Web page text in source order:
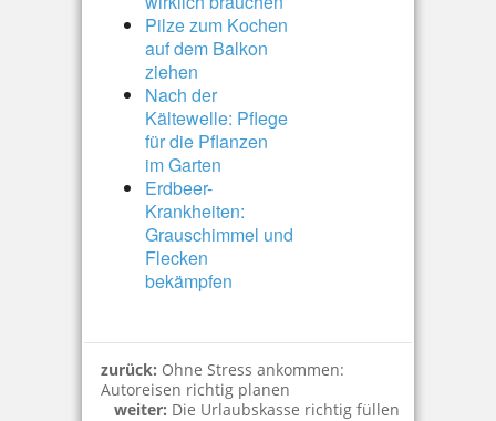
Pilze zum Kochen
auf dem Balkon
ziehen
Nach der
Kältewelle: Pflege
für die Pflanzen
im Garten
Erdbeer-
Krankheiten:
Grauschimmel und
Flecken
bekämpfen
zurück: Ohne Stress ankommen:
Autoreisen richtig planen
weiter: Die Urlaubskasse richtig füllen